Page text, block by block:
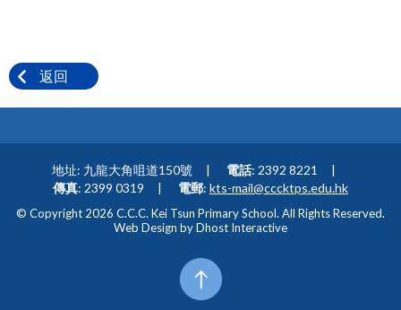
返回
地址: 九龍大角咀道150號 電話: 2392 8221
傳真: 2399 0319 電郵: kts-mail@cccktps.edu.hk
© Copyright 2026 C.C.C. Kei Tsun Primary School. All Rights Reserved.
Web Design byDhost Interactive